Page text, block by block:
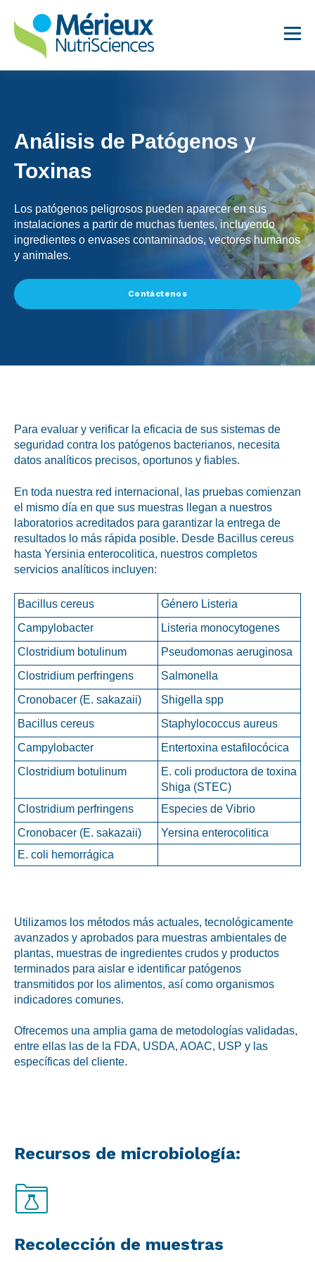
Suplementos Dietéticos
Servicios para
Establecimientos de
Análisis para Alimentos
Análisis Químicos
Auditorías y
Consultoría y Etiquetado
Herramientas Digitales
Investigación y Sensorial
Adecuación al mercado
Desarrollo de productos
Negocio sustentable
Producción
Suministro
Gestión de calidad
Acerca de nosotros
Noticias
Ubicaciones
Análisis de Patógenos y
Toxinas
Los patógenos peligrosos pueden aparecer en sus
instalaciones a partir de muchas fuentes, incluyendo
ingredientes o envases contaminados, vectores humanos
y animales.
Contáctenos
Para evaluar y verificar la eficacia de sus sistemas de
seguridad contra los patógenos bacterianos, necesita
datos analíticos precisos, oportunos y fiables.
En toda nuestra red internacional, las pruebas comienzan
el mismo día en que sus muestras llegan a nuestros
laboratorios acreditados para garantizar la entrega de
resultados lo más rápida posible. Desde Bacillus cereus
hasta Yersinia enterocolitica, nuestros completos
servicios analíticos incluyen:
Bacillus cereus
Género Listeria
Campylobacter
Listeria monocytogenes
Clostridium botulinum
Pseudomonas aeruginosa
Clostridium perfringens
Salmonella
Cronobacer (E. sakazaii)
Shigella spp
Bacillus cereus
Staphylococcus aureus
Campylobacter
Entertoxina estafilocócica
Clostridium botulinum
E. coli productora de toxina
Shiga (STEC)
Clostridium perfringens
Especies de Vibrio
Cronobacer (E. sakazaii)
Yersina enterocolitica
E. coli hemorrágica
Utilizamos los métodos más actuales, tecnológicamente
avanzados y aprobados para muestras ambientales de
plantas, muestras de ingredientes crudos y productos
terminados para aislar e identificar patógenos
transmitidos por los alimentos, así como organismos
indicadores comunes.
Ofrecemos una amplia gama de metodologías validadas,
entre ellas las de la FDA, USDA, AOAC, USP y las
específicas del cliente.
Recursos de microbiología:
Recolección de muestras